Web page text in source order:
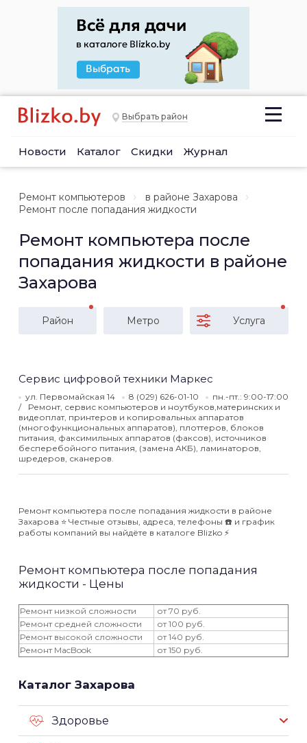
Выбрать район
Новости Каталог Скидки Журнал
Ремонт компьютеров
в районе Захарова
Ремонт после попадания жидкости
Ремонт компьютера после
попадания жидкости в районе
Захарова
Район Метро Услуга
Сервис цифровой техники Маркес
ул. Первомайская 14 8 (029) 626-01-10
пн.-пт.: 9:00-17:00
Ремонт, сервис компьютеров и ноутбуков,материнских и
видеоплат, принтеров и копировальных аппаратов
(многофункциональных аппаратов), плоттеров, блоков
питания, факсимильных аппаратов (факсов), источников
бесперебойного питания, (замена АКБ), ламинаторов,
шредеров, сканеров.
Ремонт компьютера после попадания жидкости в районе
Захарова ⭐️ Честные отзывы, адреса, телефоны ☎️ и график
работы компаний вы найдёте в каталоге Blizko ⚡️
Ремонт компьютера после попадания
жидкости - Цены
Ремонт низкой сложности
от 70 руб.
Ремонт средней сложности
от 100 руб.
Ремонт высокой сложности
от 140 руб.
Ремонт MacBook
от 150 руб.
Каталог Захарова
Здоровье